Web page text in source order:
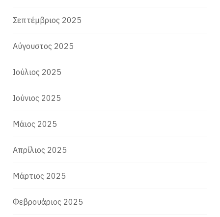
Σεπτέμβριος 2025
Αύγουστος 2025
Ιούλιος 2025
Ιούνιος 2025
Μάιος 2025
Απρίλιος 2025
Μάρτιος 2025
Φεβρουάριος 2025